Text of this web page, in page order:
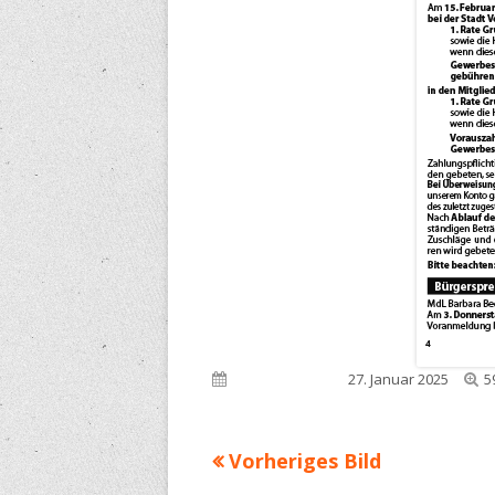
Veröffentlicht am27. Januar 2025
Vorheriges Bild